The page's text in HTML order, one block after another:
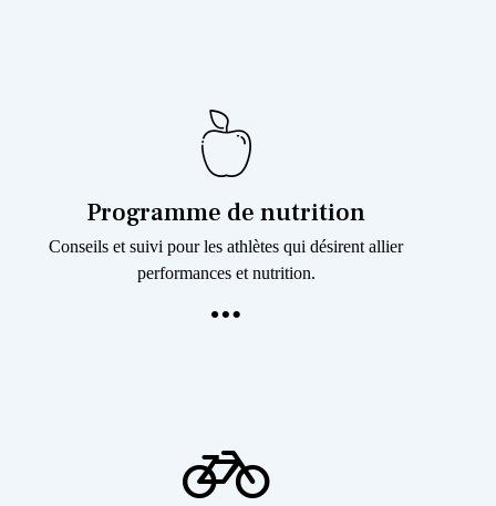
Programme de nutrition
Conseils et suivi pour les athlètes qui désirent allier
performances et nutrition.